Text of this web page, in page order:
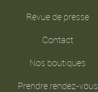
Revue de presse
Contact
Nos boutiques
Prendre rendez-vous